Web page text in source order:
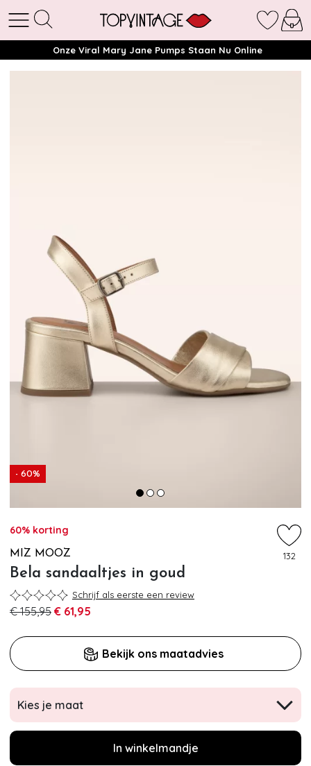
Onze Viral Mary Jane Pumps Staan Nu Online
- 60%
60% korting
MIZ MOOZ
Bela sandaaltjes in goud
132
Schrijf als eerste een review
€ 155,95 € 61,95
Bekijk ons maatadvies
Kies je maat
In winkelmandje